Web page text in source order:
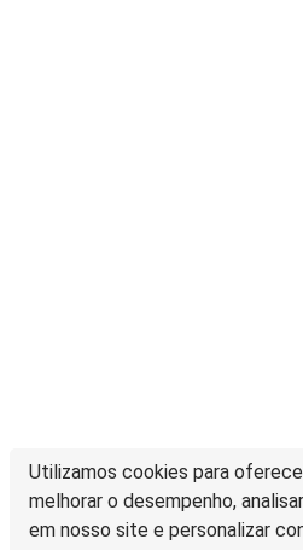
Utilizamos cookies para
melhorar o desempenho,
em nosso site e personalizar